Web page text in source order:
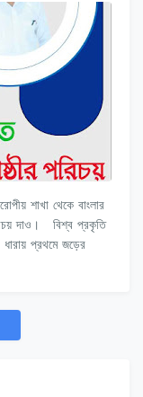
শাখা থেকে বাংলার
প্রকৃতি
ধারায় প্রথমে জড়ের